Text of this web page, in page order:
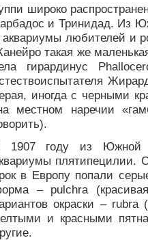
широко
и Тринидад. Из
аквариумы любителей и
такая же
гирардинус
иногда с черными
местном наречии
1907 году из Южной
плятипецилии.
в Европу попали
– pulchra
окраски – rubra
и красными